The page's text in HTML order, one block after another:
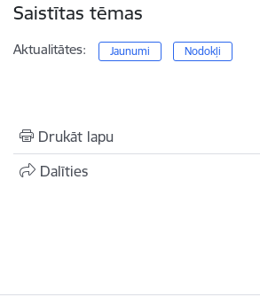
Saistītas tēmas
Aktualitātes: Jaunumi Nodokļi
Drukāt lapu
Dalīties